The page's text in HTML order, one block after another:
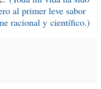
al primer leve sabor
racional y científico.)